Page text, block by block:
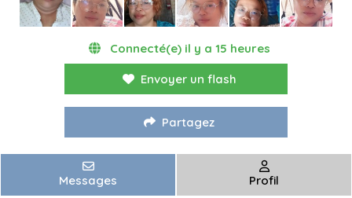
Connecté(e) il y a 15 heures
Envoyer un flash
Partagez
Messages Profil